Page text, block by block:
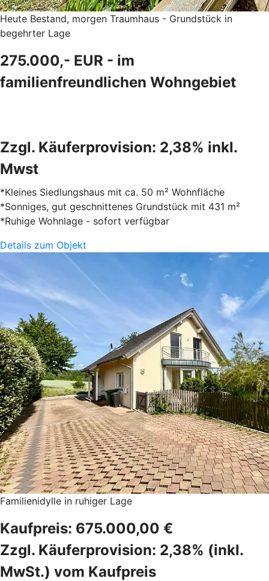
Heute Bestand, morgen Traumhaus - Grundstück in
begehrter Lage
275.000,- EUR - im
familienfreundlichen Wohngebiet
Zzgl. Käuferprovision: 2,38% inkl.
Mwst
*Kleines Siedlungshaus mit ca. 50 m² Wohnfläche
*Sonniges, gut geschnittenes Grundstück mit 431 m²
*Ruhige Wohnlage - sofort verfügbar
Details zum Objekt
Familienidylle in ruhiger Lage
Kaufpreis: 675.000,00 €
Zzgl. Käuferprovision: 2,38% (inkl.
MwSt.) vom Kaufpreis